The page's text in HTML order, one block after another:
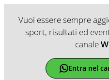
Vuoi essere sempre
sport, risultati ed
canale
Entra nel